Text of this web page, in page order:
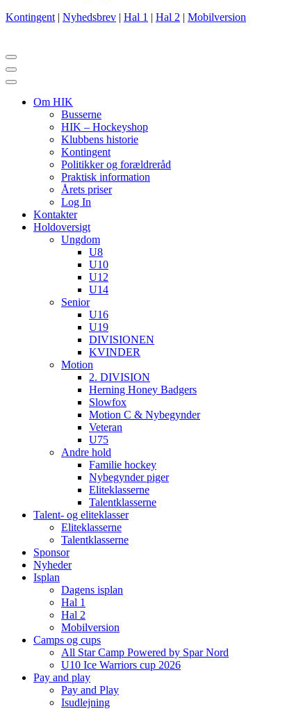
Kontingent | Nyhedsbrev | Hal 1 | Hal 2 | Mobilversion
Navigation
menu
Navigation
menu
Om HIK
Busserne
HIK – Hockeyshop
Klubbens historie
Kontingent
Politikker og forældreråd
Praktisk information
Årets priser
Log In
Kontakter
Holdoversigt
Ungdom
U8
U10
U12
U14
Senior
U16
U19
DIVISIONEN
KVINDER
Motion
2. DIVISION
Herning Honey Badgers
Slowfox
Motion C & Nybegynder
Veteran
U75
Andre hold
Familie hockey
Nybegynder piger
Eliteklasserne
Talentklasserne
Talent- og eliteklasser
Eliteklasserne
Talentklasserne
Sponsor
Nyheder
Isplan
Dagens isplan
Hal 1
Hal 2
Mobilversion
Camps og cups
All Star Camp Powered by Spar Nord
U10 Ice Warriors cup 2026
Pay and play
Pay and Play
Isudlejning